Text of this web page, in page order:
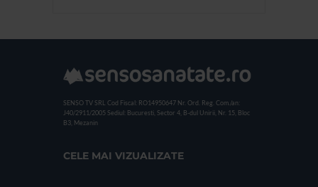
SENSO TV SRL Cod Fiscal: RO14950647 Nr. Ord. Reg. Com./an:
J40/2911/2005 Sediul: Bucuresti, Sector 4, B-dul Unirii, Nr. 15, Bloc
B3, Mezanin
CELE MAI VIZUALIZATE